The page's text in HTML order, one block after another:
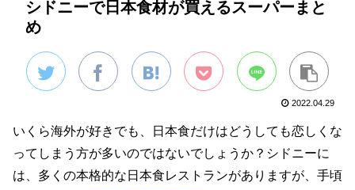
シドニーで日本食材が買えるスーパーまと
め
2022.04.29
いくら海外が好きでも、日本食だけはどうしても恋しくな
ってしまう方が多いのではないでしょうか？シドニーに
は、多くの本格的な日本食レストランがありますが、手頃